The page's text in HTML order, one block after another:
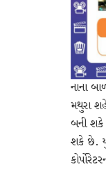
નાના
મથુરા
બની શકે
શકે છે.